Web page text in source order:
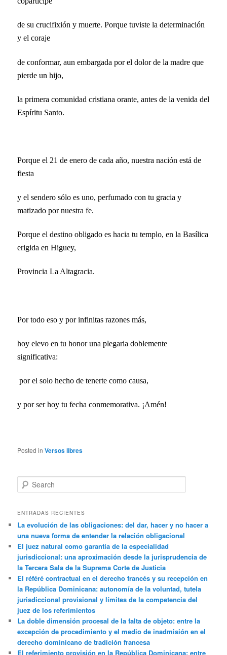
de su crucifixión y muerte. Porque tuviste la determinación
y el coraje
de conformar, aun embargada por el dolor de la madre que
pierde un hijo,
la primera comunidad cristiana orante, antes de la venida del
Espíritu Santo.
Porque el 21 de enero de cada año, nuestra nación está de
fiesta
y el sendero sólo es uno, perfumado con tu gracia y
matizado por nuestra fe.
Porque el destino obligado es hacia tu templo, en la Basílica
erigida en Higuey,
Provincia La Altagracia.
Por todo eso y por infinitas razones más,
hoy elevo en tu honor una plegaria doblemente
significativa:
por el solo hecho de tenerte como causa,
y por ser hoy tu fecha conmemorativa. ¡Amén!
Posted in Versos libres
Search
ENTRADAS RECIENTES
La evolución de las obligaciones: del dar, hacer y no hacer a
una nueva forma de entender la relación obligacional
El juez natural como garantía de la especialidad
jurisdiccional: una aproximación desde la jurisprudencia de
la Tercera Sala de la Suprema Corte de Justicia
El référé contractual en el derecho francés y su recepción en
la República Dominicana: autonomía de la voluntad, tutela
jurisdiccional provisional y límites de la competencia del
juez de los referimientos
La doble dimensión procesal de la falta de objeto: entre la
excepción de procedimiento y el medio de inadmisión en el
derecho dominicano de tradición francesa
El referimiento provisión en la República Dominicana: entre